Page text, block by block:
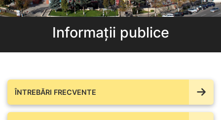
Informații publice
ÎNTREBĂRI FRECVENTE